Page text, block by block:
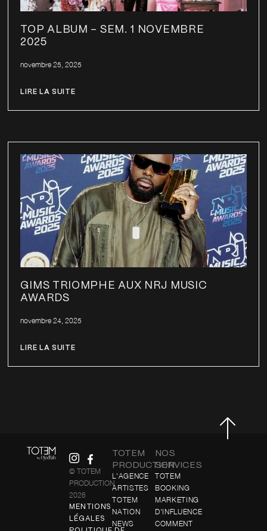
TOP ALBUM – SEM. 1 NOVEMBRE
2025
novembre 25, 2025
LIRE LA SUITE
GIMS TRIOMPHE AUX NRJ MUSIC
AWARDS
novembre 24, 2025
LIRE LA SUITE
© TOTEM
PRODUCTION
2026
MENTIONS
LÉGALES
TOTEM
PRODUCTION
L'AGENCE
ARTISTES
TOTEM
NATION
NEWS
NOS
SERVICES
TOTEM
BOOKING
MARKETING
D'INFLUENCE
COMMENT